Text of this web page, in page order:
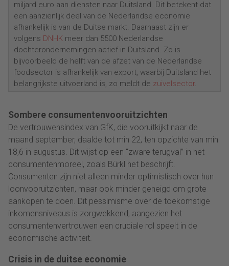
miljard euro aan diensten naar Duitsland. Dit betekent dat
een aanzienlijk deel van de Nederlandse economie
afhankelijk is van de Duitse markt. Daarnaast zijn er
volgens DNHK meer dan 5500 Nederlandse
dochterondernemingen actief in Duitsland. Zo is
bijvoorbeeld de helft van de afzet van de Nederlandse
foodsector is afhankelijk van export, waarbij Duitsland het
belangrijkste uitvoerland is, zo meldt de zuivelsector.
Sombere consumentenvooruitzichten
De vertrouwensindex van GfK, die vooruitkijkt naar de
maand september, daalde tot min 22, ten opzichte van min
18,6 in augustus. Dit wijst op een “zware terugval” in het
consumentenmoreel, zoals Bürkl het beschrijft.
Consumenten zijn niet alleen minder optimistisch over hun
loonvooruitzichten, maar ook minder geneigd om grote
aankopen te doen. Dit pessimisme over de toekomstige
inkomensniveaus is zorgwekkend, aangezien het
consumentenvertrouwen een cruciale rol speelt in de
economische activiteit.
Crisis in de duitse economie